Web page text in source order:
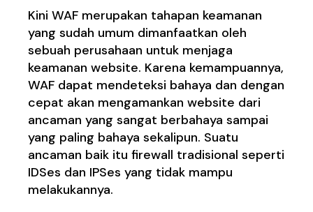
Kini WAF merupakan tahapan keamanan
yang sudah umum dimanfaatkan oleh
sebuah perusahaan untuk menjaga
keamanan website. Karena kemampuannya,
WAF dapat mendeteksi bahaya dan dengan
cepat akan mengamankan website dari
ancaman yang sangat berbahaya sampai
yang paling bahaya sekalipun. Suatu
ancaman baik itu firewall tradisional seperti
IDSes dan IPSes yang tidak mampu
melakukannya.